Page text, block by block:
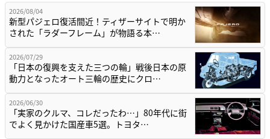
2026/08/04
新型パジェロ復活間近！ティザーサイトで明か
された「ラダーフレーム」が物語る本…
2026/07/29
「日本の復興を支えた三つの輪」戦後日本の原
動力となったオート三輪の歴史にクロ…
2026/06/30
「実家のクルマ、コレだったわ…」80年代に街
でよく見かけた国産車5選。トヨタ…